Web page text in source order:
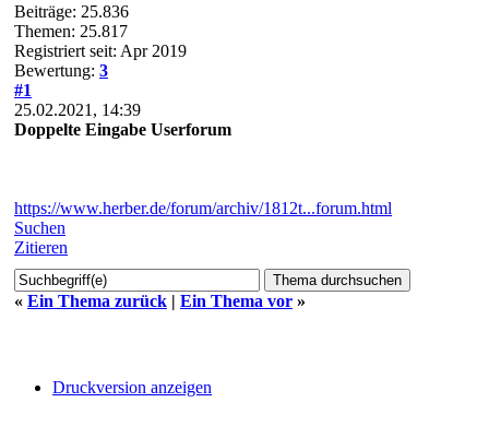
Beiträge: 25.836
Themen: 25.817
Registriert seit: Apr 2019
Bewertung: 3
#1
25.02.2021, 14:39
Doppelte Eingabe Userforum
https://www.herber.de/forum/archiv/1812t...forum.html
Suchen
Zitieren
« Ein Thema zurück | Ein Thema vor »
Druckversion anzeigen